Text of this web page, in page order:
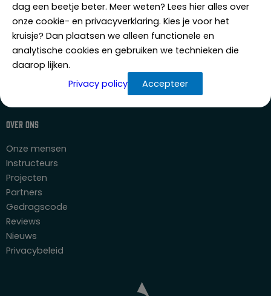
Horecaportier
Agressietraining
Weerbaarheidstraining
Zorgbeveiliger
Active shooter response
Overval preventie opleiding
Over ons
Onze mensen
Instructeurs
Projecten
Partners
Gedragscode
Reviews
Nieuws
Privacybeleid
dag een beetje beter. Meer weten? Lees hier alles over
onze cookie- en privacyverklaring. Kies je voor het
kruisje? Dan plaatsen we alleen functionele en
analytische cookies en gebruiken we technieken die
daarop lijken.
Privacy policy
Accepteer